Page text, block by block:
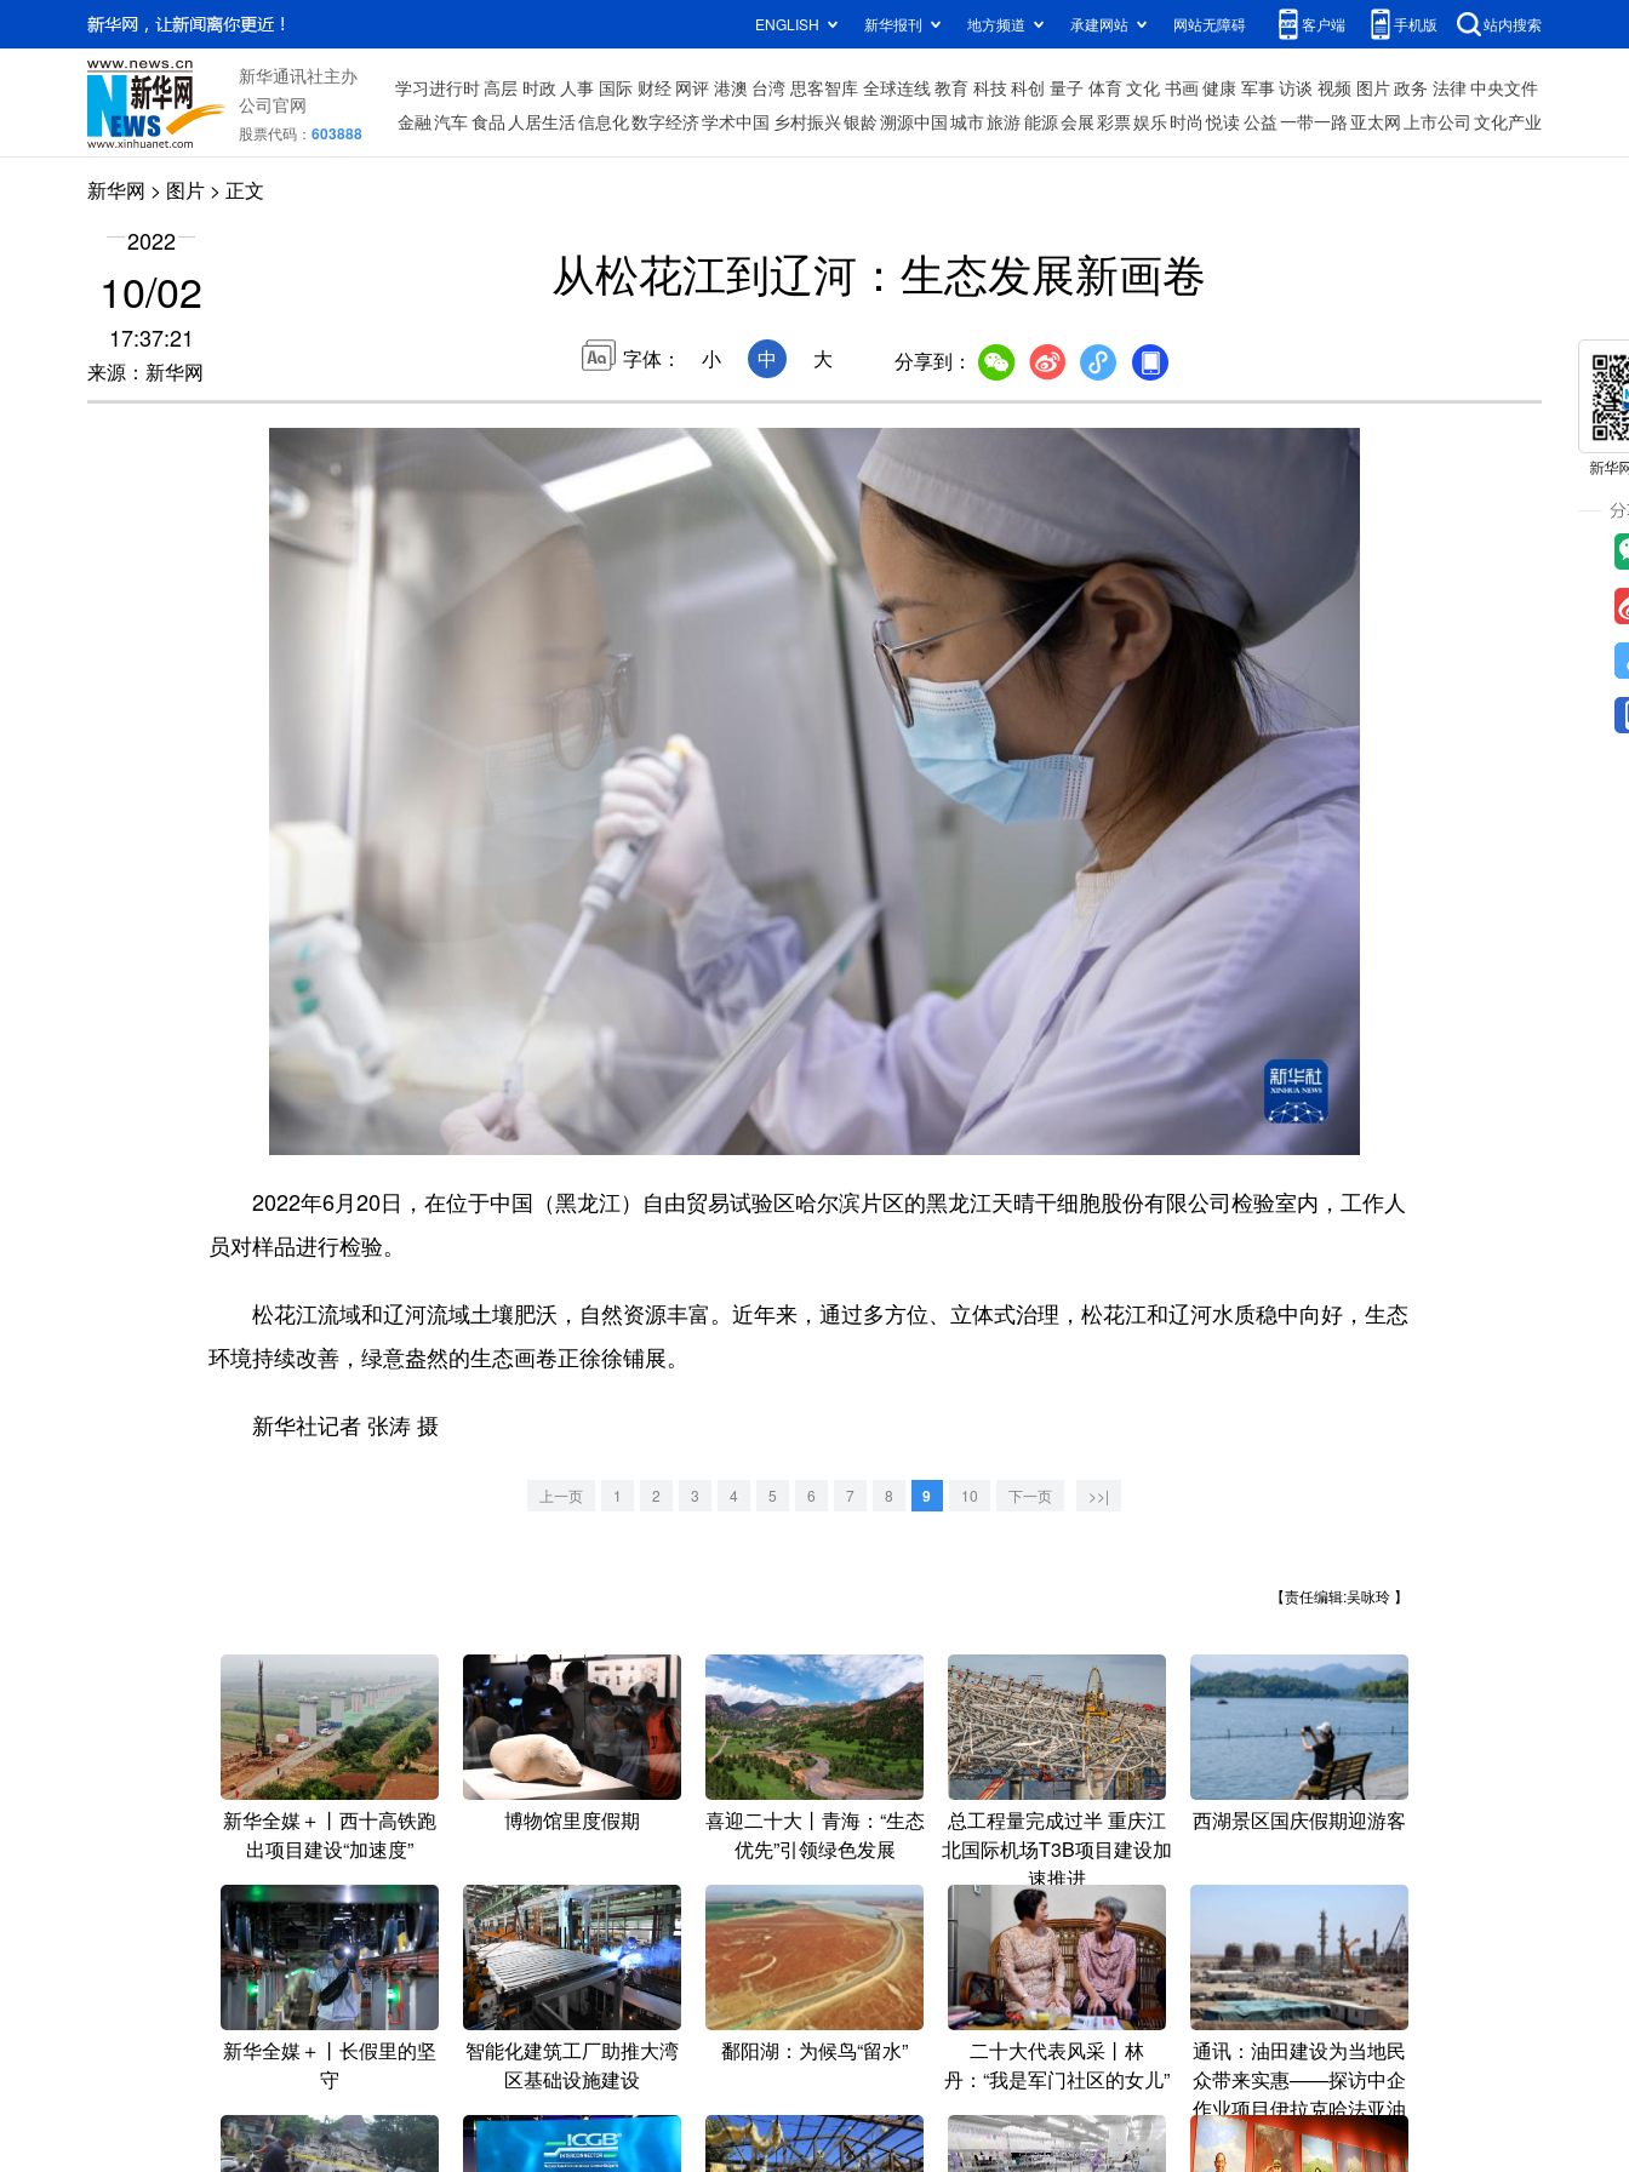
ENGLISH 新华报刊 地方频道 承建网站 网站无障碍 客户端 手机版 站内搜索
新华通讯社主办
公司官网
股票代码： 603888
学习进行时高层 时政 人事 国际 财经 网评 港澳 台湾 思客智库 全球连线教育 科技科创 量子 体育文化 书画健康 军事访谈 视频 图片政务 法律中央文件
金融汽车食品 人居生活信息化数字经济学术中国 乡村振兴银龄溯源中国城市旅游能源会展彩票娱乐时尚 悦读公益一带一路 亚太网上市公司 文化产业
新华网 > 图片 > 正文
2022
10/02
17:37:21
来源：新华网
从松花江到辽河：生态发展新画卷
字体： 小 中 大 分享到：
2022年6月20日，在位于中国（黑龙江）自由贸易试验区哈尔滨片区的黑龙江天晴干细胞股份有限公司检验室内，工作人
员对样品进行检验。
松花江流域和辽河流域土壤肥沃，自然资源丰富。近年来，通过多方位、立体式治理，松花江和辽河水质稳中向好，生态
环境持续改善，绿意盎然的生态画卷正徐徐铺展。
新华社记者 张涛 摄
上一页 1 2 3 4 5 6 7 8 9 10 下一页 >>|
【责任编辑:吴咏玲 】
新华全媒＋丨西十高铁跑
出项目建设“加速度”
博物馆里度假期
喜迎二十大丨青海：“生态
优先”引领绿色发展
总工程量完成过半 重庆江
北国际机场T3B项目建设加
速推进
西湖景区国庆假期迎游客
新华全媒＋丨长假里的坚
守
智能化建筑工厂助推大湾
区基础设施建设
鄱阳湖：为候鸟“留水”
二十大代表风采丨林
丹：“我是军门社区的女儿”
通讯：油田建设为当地民
众带来实惠——探访中企
作业项目伊拉克哈法亚油
田